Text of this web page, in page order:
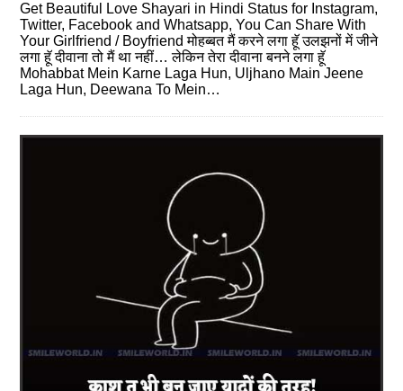
Get Beautiful Love Shayari in Hindi Status for Instagram,
Twitter, Facebook and Whatsapp, You Can Share With
Your Girlfriend / Boyfriend मोहब्बत मैं करने लगा हॅू उलझनों में जीने
लगा हॅू दीवाना तो मैं था नहीं… लेकिन तेरा दीवाना बनने लगा हूॅ
Mohabbat Mein Karne Laga Hun, Uljhano Main Jeene
Laga Hun, Deewana To Mein…